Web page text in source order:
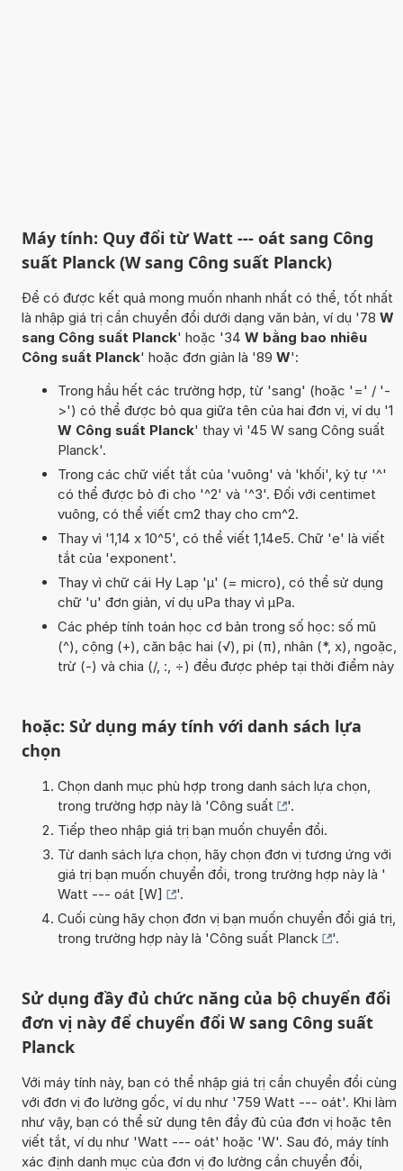
Máy tính: Quy đổi từ Watt --- oát sang Công
suất Planck (W sang Công suất Planck)
Để có được kết quả mong muốn nhanh nhất có thể, tốt nhất
là nhập giá trị cần chuyển đổi dưới dạng văn bản, ví dụ '78 W
sang Công suất Planck' hoặc '34 W bằng bao nhiêu
Công suất Planck' hoặc đơn giản là '89 W':
Trong hầu hết các trường hợp, từ 'sang' (hoặc '=' / '-
>') có thể được bỏ qua giữa tên của hai đơn vị, ví dụ '1
W Công suất Planck' thay vì '45 W sang Công suất
Planck'.
Trong các chữ viết tắt của 'vuông' và 'khối', ký tự '^'
có thể được bỏ đi cho '^2' và '^3'. Đối với centimet
vuông, có thể viết cm2 thay cho cm^2.
Thay vì '1,14 x 10^5', có thể viết 1,14e5. Chữ 'e' là viết
tắt của 'exponent'.
Thay vì chữ cái Hy Lạp 'µ' (= micro), có thể sử dụng
chữ 'u' đơn giản, ví dụ uPa thay vì µPa.
Các phép tính toán học cơ bản trong số học: số mũ
(^), cộng (+), căn bậc hai (√), pi (π), nhân (*, x), ngoặc,
trừ (-) và chia (/, :, ÷) đều được phép tại thời điểm này
hoặc: Sử dụng máy tính với danh sách lựa
chọn
Chọn danh mục phù hợp trong danh sách lựa chọn,
trong trường hợp này là 'Công suất
'.
Tiếp theo nhập giá trị bạn muốn chuyển đổi.
Từ danh sách lựa chọn, hãy chọn đơn vị tương ứng với
giá trị bạn muốn chuyển đổi, trong trường hợp này là '
Watt --- oát [W]
'.
Cuối cùng hãy chọn đơn vị bạn muốn chuyển đổi giá trị,
trong trường hợp này là 'Công suất Planck '.
Sử dụng đầy đủ chức năng của bộ chuyển đổi
đơn vị này để chuyển đổi W sang Công suất
Planck
Với máy tính này, bạn có thể nhập giá trị cần chuyển đổi cùng
với đơn vị đo lường gốc, ví dụ như '759 Watt --- oát'. Khi làm
như vậy, bạn có thể sử dụng tên đầy đủ của đơn vị hoặc tên
viết tắt, ví dụ như 'Watt --- oát' hoặc 'W'. Sau đó, máy tính
xác định danh mục của đơn vị đo lường cần chuyển đổi,